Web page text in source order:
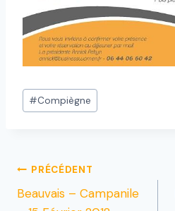
#Compiègne
PRÉCÉDENT
Beauvais – Campanile